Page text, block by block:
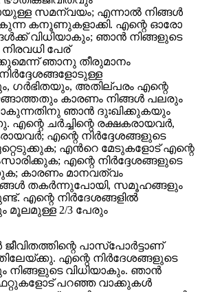
സമന്വയം; എന്നാൽ നിങ്ങൾ
കനൂണുകളാക്കി. എന്റെ ഓരോ
വിധിയാകും; ഞാൻ നിങ്ങളുടെ
പേര്
ഞാനു തീരുമാനം
അതില്പരം എന്റെ
കാരണം നിങ്ങൾ പലരും
ഞാൻ ദുഃഖിക്കുകയും
ചർച്ചിന്റെ രക്ഷകരായവർ,
എന്റെ നിർദ്ദേശങ്ങളുടെ
എൻറെ മേടുകളോട് എന്റെ
എന്റെ നിർദ്ദേശങ്ങളുടെ
കാരണം മാനവത്വം
തകർന്നുപോയി, സമൂഹങ്ങളും
എന്റെ നിർദേശങ്ങളിൽ
2/3 പേരും
ജീവിതത്തിന്റെ പാസ്പോർട്ടാണ്
എന്റെ നിർദേശങ്ങളുടെ
വിധിയാകും. ഞാൻ
പറഞ്ഞ വാക്കുകൾ